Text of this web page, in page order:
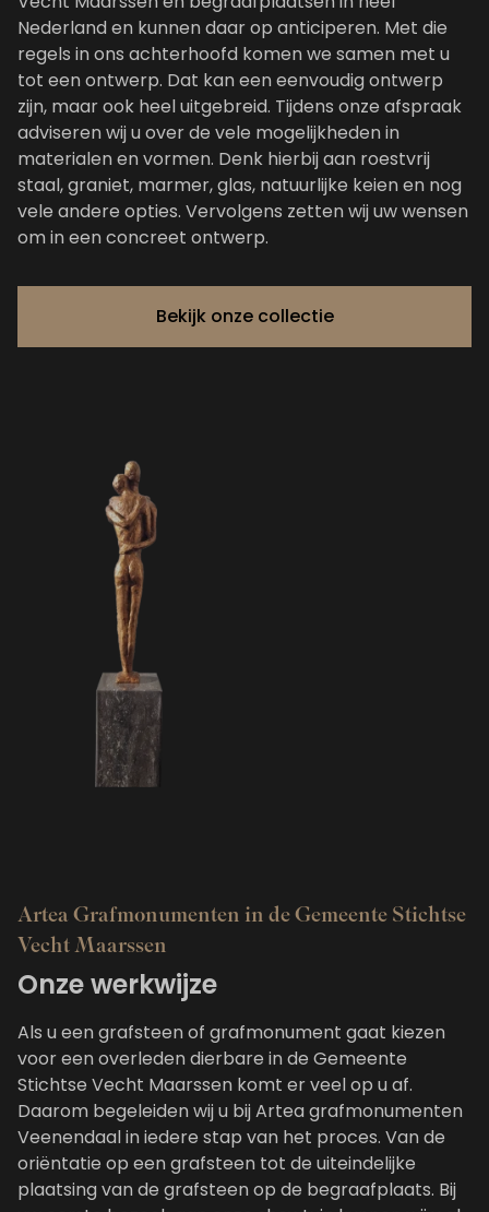
Nederland en kunnen daar op anticiperen. Met die
regels in ons achterhoofd komen we samen met u
tot een ontwerp. Dat kan een eenvoudig ontwerp
zijn, maar ook heel uitgebreid. Tijdens onze afspraak
adviseren wij u over de vele mogelijkheden in
materialen en vormen. Denk hierbij aan roestvrij
staal, graniet, marmer, glas, natuurlijke keien en nog
vele andere opties. Vervolgens zetten wij uw wensen
om in een concreet ontwerp.
Bekijk onze collectie
Artea Grafmonumenten in de Gemeente Stichtse
Vecht Maarssen
Onze werkwijze
Als u een grafsteen of grafmonument gaat kiezen
voor een overleden dierbare in de Gemeente
Stichtse Vecht Maarssen komt er veel op u af.
Daarom begeleiden wij u bij Artea grafmonumenten
Veenendaal in iedere stap van het proces. Van de
oriëntatie op een grafsteen tot de uiteindelijke
plaatsing van de grafsteen op de begraafplaats. Bij